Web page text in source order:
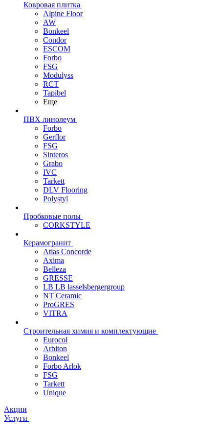
Ковровая плитка
Alpine Floor
AW
Bonkeel
Condor
ESCOM
Forbo
FSG
Modulyss
RCT
Tapibel
Еще
ПВХ линолеум
Forbo
Gerflor
FSG
Sinteros
Grabo
IVC
Tarkett
DLV Flooring
Polystyl
Пробковые полы
CORKSTYLE
Керамогранит
Atlas Concorde
Axima
Belleza
GRESSE
LB LB lasselsbergergroup
NT Ceramic
ProGRES
VITRA
Строительная химия и комплектующие
Eurocol
Arbiton
Bonkeel
Forbo Arlok
FSG
Tarkett
Unique
Акции
Услуги